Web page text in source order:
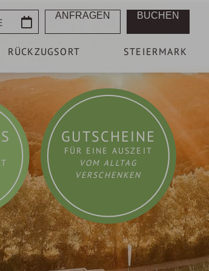
ANFRAGEN BUCHEN
RÜCKZUGSORT STEIERMARK
GUTSCHEINE
FÜR EINE AUSZEIT
VOM ALLTAG
VERSCHENKEN